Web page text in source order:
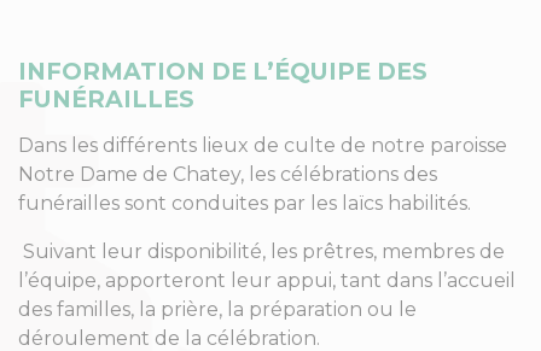
INFORMATION DE L’ÉQUIPE DES
FUNÉRAILLES
Dans les différents lieux de culte de notre paroisse
Notre Dame de Chatey, les célébrations des
funérailles sont conduites par les laïcs habilités.
Suivant leur disponibilité, les prêtres, membres de
l’équipe, apporteront leur appui, tant dans l’accueil
des familles, la prière, la préparation ou le
déroulement de la célébration.